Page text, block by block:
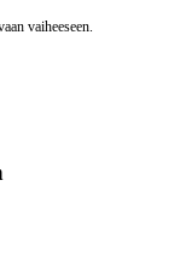
vaiheeseen.